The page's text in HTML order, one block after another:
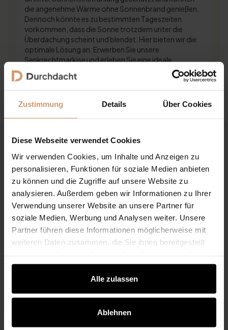
Zustimmung Details Über Cookies
Diese Webseite verwendet Cookies
Wir verwenden Cookies, um Inhalte und Anzeigen zu
personalisieren, Funktionen für soziale Medien anbieten
zu können und die Zugriffe auf unsere Website zu
analysieren. Außerdem geben wir Informationen zu Ihrer
Verwendung unserer Website an unsere Partner für
soziale Medien, Werbung und Analysen weiter. Unsere
Partner führen diese Informationen möglicherweise mit
weiteren Daten zusammen, die Sie ihnen bereitgestellt
gesammelt haben.
Alle zulassen
Ablehnen
die angenehme Wärme ohne Sonnenbrand genießen.
Dennoch könnte es zu bestimmten Tageszeiten
vorkommen, dass die Sonne trotzdem unter die
Überdachung scheint und blendet. Hier bieten wir die
optimale Lösung an: Erwerben Sie unsere
Senkrechtmarkise und erleben Sie eine ideale
Wissenswertes
Terrassenüberdachung Pflege & Reinigung:
Glas, Polycarbonat, Aluminium und Zubehör
richtig pflegen.
Eine Terrassenüberdachung steht das ganze Jahr im
Freien. Sie schützt vor Regen, Sonne und Wetter, bleibt
Temperaturschwankungen ausgesetzt. Damit sie
langfristig schön, funktional und hochwertig bleibt,